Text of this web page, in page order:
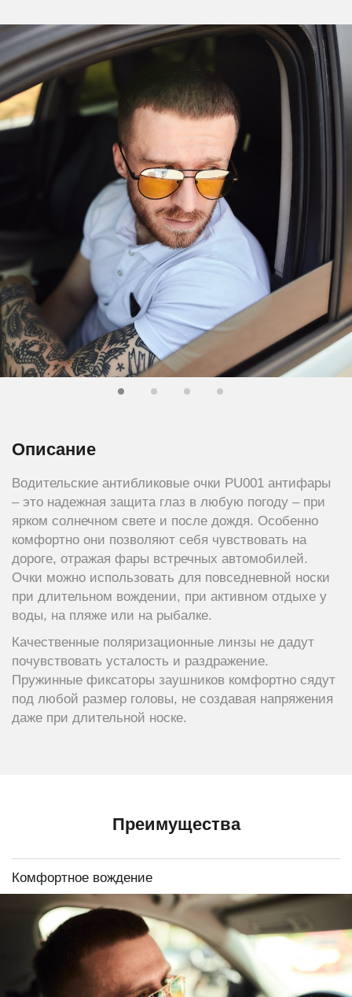
Описание
Водительские антибликовые очки PU001 антифары
– это надежная защита глаз в любую погоду – при
ярком солнечном свете и после дождя. Особенно
комфортно они позволяют себя чувствовать на
дороге, отражая фары встречных автомобилей.
Очки можно использовать для повседневной носки
при длительном вождении, при активном отдыхе у
воды, на пляже или на рыбалке.
Качественные поляризационные линзы не дадут
почувствовать усталость и раздражение.
Пружинные фиксаторы заушников комфортно сядут
под любой размер головы, не создавая напряжения
даже при длительной носке.
Преимущества
Комфортное вождение